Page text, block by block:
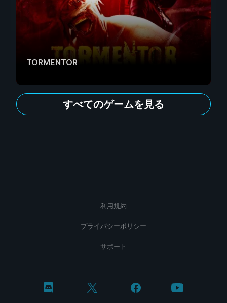
TORMENTOR
すべてのゲームを見る
利用規約
プライバシーポリシー
サポート